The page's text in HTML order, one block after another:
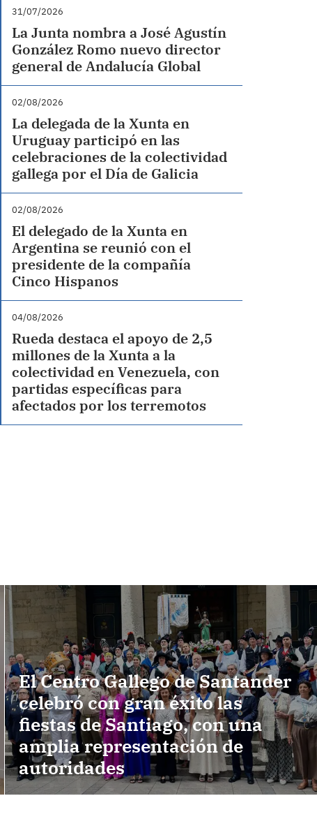
31/07/2026
La Junta nombra a José Agustín
González Romo nuevo director
general de Andalucía Global
02/08/2026
La delegada de la Xunta en
Uruguay participó en las
celebraciones de la colectividad
gallega por el Día de Galicia
02/08/2026
El delegado de la Xunta en
Argentina se reunió con el
presidente de la compañía
Cinco Hispanos
04/08/2026
Rueda destaca el apoyo de 2,5
millones de la Xunta a la
colectividad en Venezuela, con
partidas específicas para
afectados por los terremotos
El Centro Gallego de Santander
celebró con gran éxito las
fiestas de Santiago, con una
amplia representación de
autoridades